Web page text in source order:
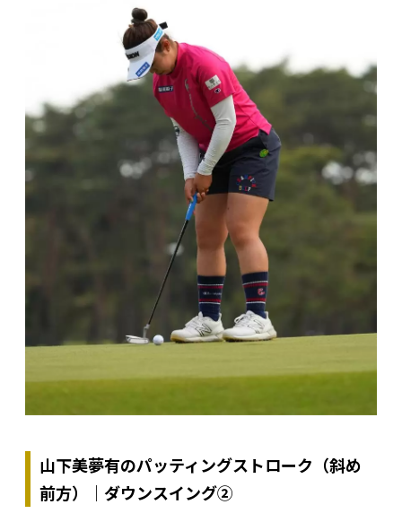
山下美夢有のパッティングストローク（斜め
前方）｜ダウンスイング②